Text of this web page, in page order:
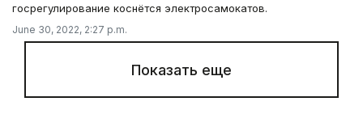
госрегулирование коснётся электросамокатов.
June 30, 2022, 2:27 p.m.
Показать еще